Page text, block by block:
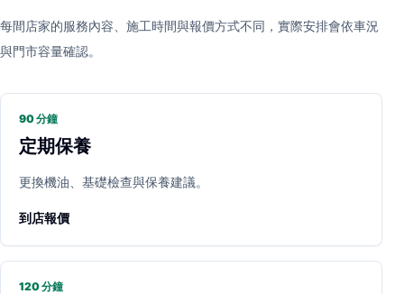
每間店家的服務內容、施工時間與報價方式不同，實際安排會依車況
與門市容量確認。
90 分鐘
定期保養
更換機油、基礎檢查與保養建議。
到店報價
120 分鐘